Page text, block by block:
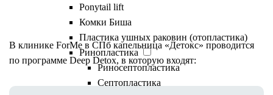
Ponytail lift
Комки Биша
Пластика ушных раковин (отопластика)
Ринопластика
Риносептопластика
Септопластика
Состав капельницы
В клинике ForMe в СПб капельница «Детокс» проводится
по программе Deep Detox, в которую входят: